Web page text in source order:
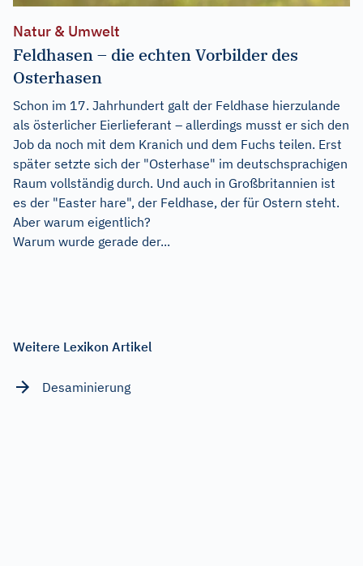
Natur & Umwelt
Feldhasen – die echten Vorbilder des
Osterhasen
Schon im 17. Jahrhundert galt der Feldhase hierzulande
als österlicher Eierlieferant – allerdings musst er sich den
Job da noch mit dem Kranich und dem Fuchs teilen. Erst
später setzte sich der "Osterhase" im deutschsprachigen
Raum vollständig durch. Und auch in Großbritannien ist
es der "Easter hare", der Feldhase, der für Ostern steht.
Aber warum eigentlich?
Warum wurde gerade der...
Weitere Lexikon Artikel
Desaminierung